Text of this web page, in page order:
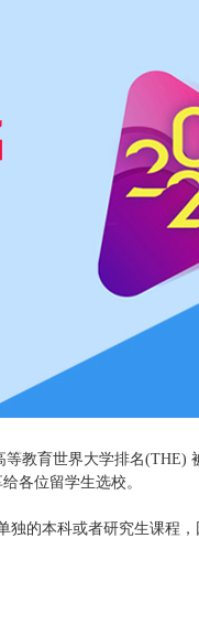
等教育世界大学排名(THE)
各位留学生选校。
独的本科或者研究生课程，